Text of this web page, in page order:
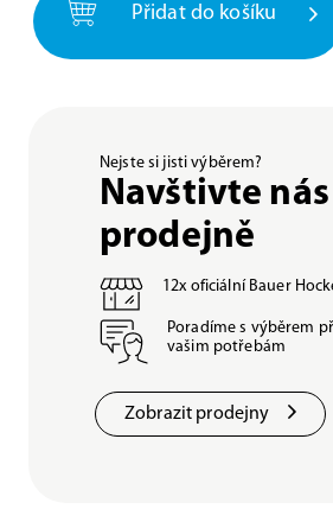
Přidat do košíku
Nejste si jisti výběrem?
Navštivte
prodejně
12x oficiální Bauer
Poradíme s výběrem
vašim potřebám
Zobrazit prodejny